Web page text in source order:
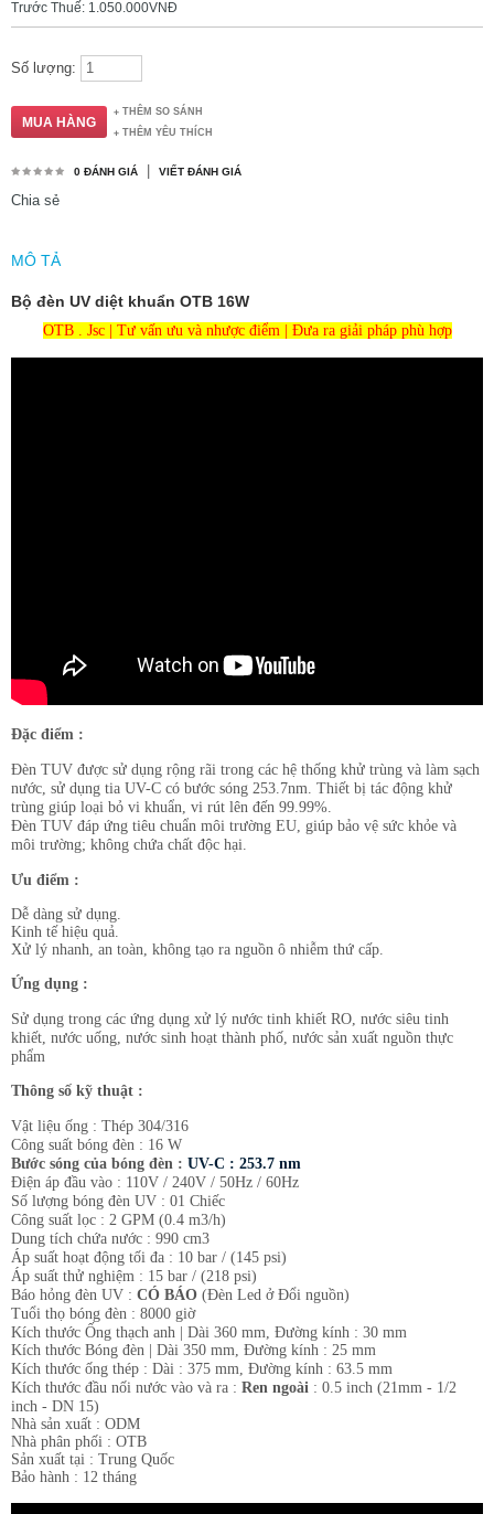
Trước Thuế: 1.050.000VNĐ
Số lượng:
THÊM SO SÁNH
THÊM YÊU THÍCH
0 ĐÁNH GIÁ VIẾT ĐÁNH GIÁ
Chia sẻ
MÔ TẢ
Bộ đèn UV diệt khuẩn OTB 16W
OTB . Jsc | Tư vấn ưu và nhược điểm | Đưa ra giải pháp phù hợp
Đặc điểm :
Đèn TUV được sử dụng rộng rãi trong các hệ thống khử trùng và làm sạch
nước, sử dụng tia UV-C có bước sóng 253.7nm. Thiết bị tác động khử
trùng giúp loại bỏ vi khuẩn, vi rút lên đến 99.99%.
Đèn TUV đáp ứng tiêu chuẩn môi trường EU, giúp bảo vệ sức khỏe và
môi trường; không chứa chất độc hại.
Ưu điểm :
Dễ dàng sử dụng.
Kinh tế hiệu quả.
Xử lý nhanh, an toàn, không tạo ra nguồn ô nhiễm thứ cấp.
Ứng dụng :
Sử dụng trong các ứng dụng xử lý nước tinh khiết RO, nước siêu tinh
khiết, nước uống, nước sinh hoạt thành phố, nước sản xuất nguồn thực
phẩm
Thông số kỹ thuật :
Vật liệu ống : Thép 304/316
Công suất bóng đèn : 16 W
Bước sóng của bóng đèn : UV-C : 253.7 nm
Điện áp đầu vào : 110V / 240V / 50Hz / 60Hz
Số lượng bóng đèn UV : 01 Chiếc
Công suất lọc : 2 GPM (0.4 m3/h)
Dung tích chứa nước : 990 cm3
Áp suất hoạt động tối đa : 10 bar / (145 psi)
Áp suất thử nghiệm : 15 bar / (218 psi)
Báo hỏng đèn UV : CÓ BÁO (Đèn Led ở Đổi nguồn)
Tuổi thọ bóng đèn : 8000 giờ
Kích thước Ống thạch anh | Dài 360 mm, Đường kính : 30 mm
Kích thước Bóng đèn | Dài 350 mm, Đường kính : 25 mm
Kích thước ống thép : Dài : 375 mm, Đường kính : 63.5 mm
Kích thước đầu nối nước vào và ra : Ren ngoài : 0.5 inch (21mm - 1/2
inch - DN 15)​
Nhà sản xuất : ODM
Nhà phân phối : OTB
Sản xuất tại : Trung Quốc
Bảo hành : 12 tháng